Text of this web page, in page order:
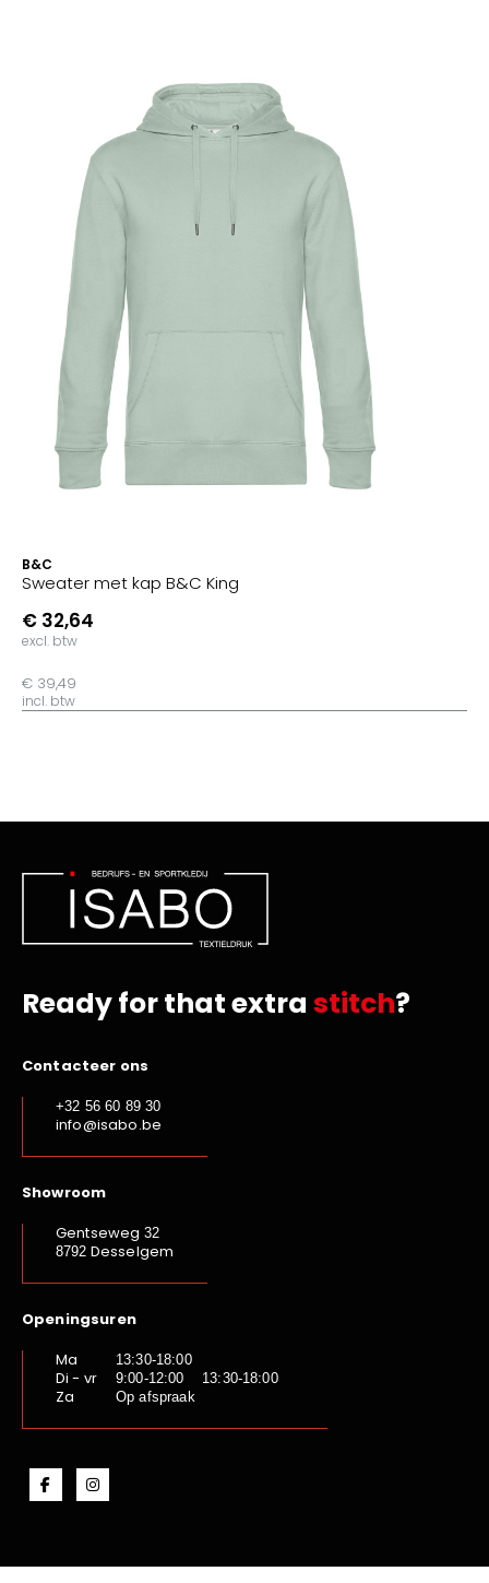
B&C
Sweater met kap B&C King
€ 32,64
excl. btw
€ 39,49
incl. btw
Ready for that extra stitch?
Contacteer ons
+32 56 60 89 30
info@isabo.be
Showroom
Gentseweg 32
8792 Desselgem
Openingsuren
Ma
13:30-18:00
Di - vr 9:00-12:00 13:30-18:00
Za Op afspraak